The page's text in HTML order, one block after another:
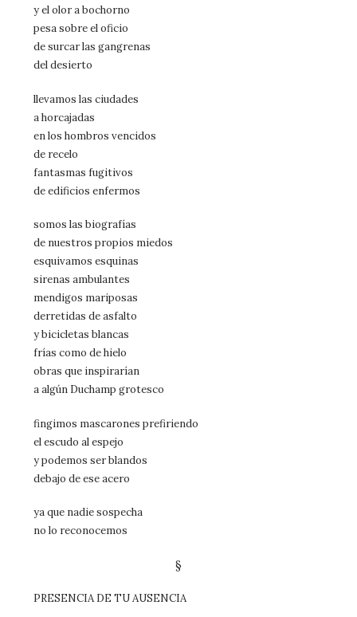
y el olor a bochorno
pesa sobre el oficio
de surcar las gangrenas
del desierto
llevamos las ciudades
a horcajadas
en los hombros vencidos
de recelo
fantasmas fugitivos
de edificios enfermos
somos las biografías
de nuestros propios miedos
esquivamos esquinas
sirenas ambulantes
mendigos mariposas
derretidas de asfalto
y bicicletas blancas
frías como de hielo
obras que inspirarían
a algún Duchamp grotesco
fingimos mascarones prefiriendo
el escudo al espejo
y podemos ser blandos
debajo de ese acero
ya que nadie sospecha
no lo reconocemos
§
PRESENCIA DE TU AUSENCIA